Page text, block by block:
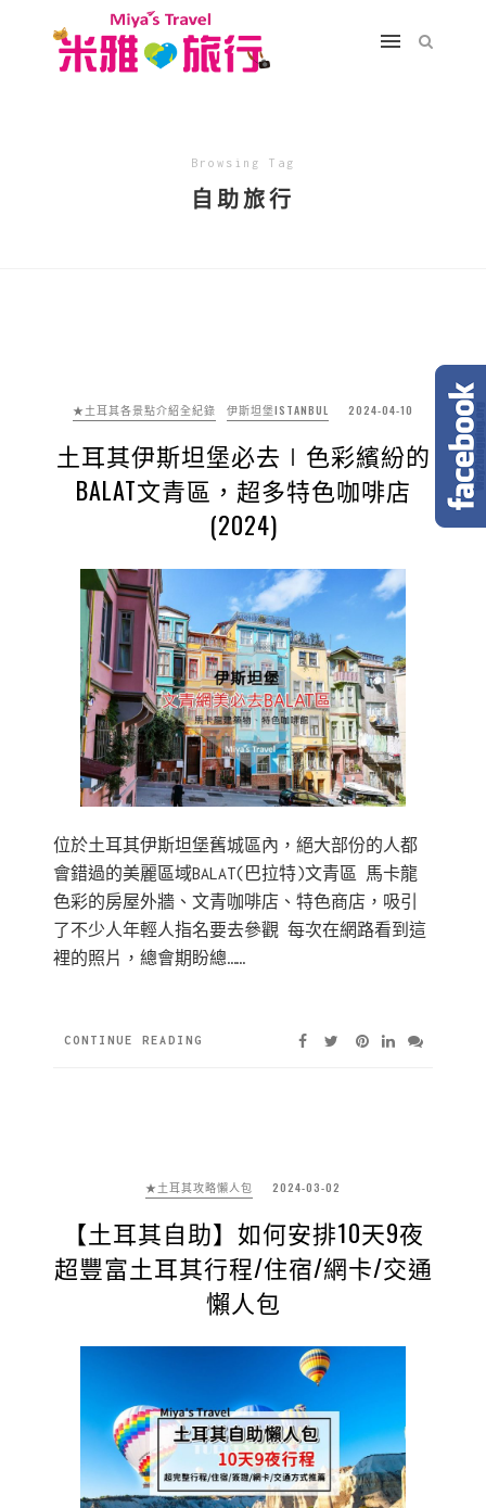
Browsing Tag
自助旅行
★土耳其各景點介紹全紀錄 伊斯坦堡ISTANBUL 2024-04-10
土耳其伊斯坦堡必去∣色彩繽紛的
BALAT文青區，超多特色咖啡店
(2024)
位於土耳其伊斯坦堡舊城區內，絕大部份的人都
會錯過的美麗區域BALAT(巴拉特)文青區 馬卡龍
色彩的房屋外牆、文青咖啡店、特色商店，吸引
了不少人年輕人指名要去參觀 每次在網路看到這
裡的照片，總會期盼總……
CONTINUE READING
★土耳其攻略懶人包 2024-03-02
【土耳其自助】如何安排10天9夜
超豐富土耳其行程/住宿/網卡/交通
懶人包